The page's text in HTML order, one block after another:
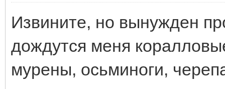
Извините, но вынужден
дождутся меня
мурены, осьминоги,